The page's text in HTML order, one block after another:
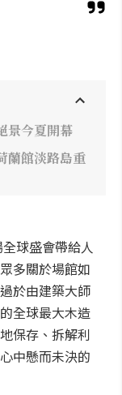
景今夏開幕
蘭館淡路島重
球盛會帶給人
多關於場館如
於由建築大師
全球最大木造
保存、拆解利
中懸而未決的